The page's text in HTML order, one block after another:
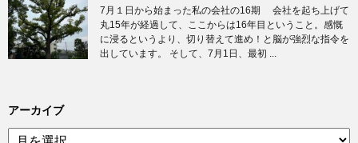
7月１日から始まった私の会社の16期 会社を起ち上げて
丸15年が経過して、ここからは16年目ということ。感慨
に浸るというより、切り替えて進め！と脳が強烈な指令を
出しています。 そして、7月1日、最初 ...
アーカイブ
ア